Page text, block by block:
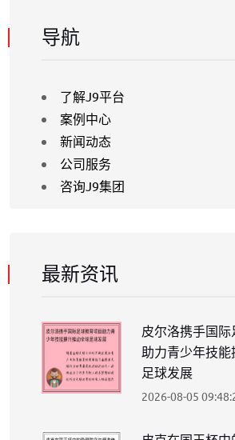
导航
了解J9平台
案例中心
新闻动态
公司服务
咨询J9集团
最新资讯
皮尔洛携手国际
助力青少年技
足球发展
2026-08-05